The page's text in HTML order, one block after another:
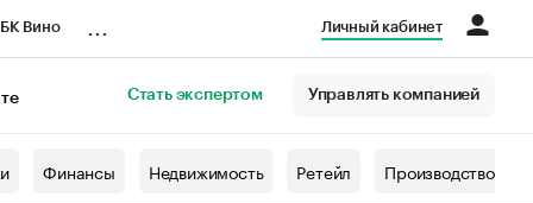
Вино Личный кабинет
Стать экспертом Управлять компанией
Финансы Недвижимость Ретейл Производство